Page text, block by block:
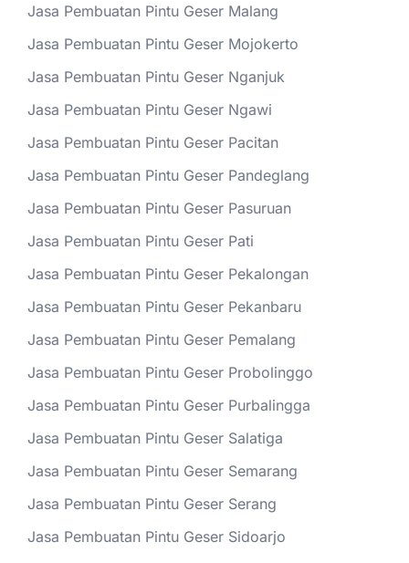
Jasa Pembuatan Pintu Geser Malang
Jasa Pembuatan Pintu Geser Mojokerto
Jasa Pembuatan Pintu Geser Nganjuk
Jasa Pembuatan Pintu Geser Ngawi
Jasa Pembuatan Pintu Geser Pacitan
Jasa Pembuatan Pintu Geser Pandeglang
Jasa Pembuatan Pintu Geser Pasuruan
Jasa Pembuatan Pintu Geser Pati
Jasa Pembuatan Pintu Geser Pekalongan
Jasa Pembuatan Pintu Geser Pekanbaru
Jasa Pembuatan Pintu Geser Pemalang
Jasa Pembuatan Pintu Geser Probolinggo
Jasa Pembuatan Pintu Geser Purbalingga
Jasa Pembuatan Pintu Geser Salatiga
Jasa Pembuatan Pintu Geser Semarang
Jasa Pembuatan Pintu Geser Serang
Jasa Pembuatan Pintu Geser Sidoarjo